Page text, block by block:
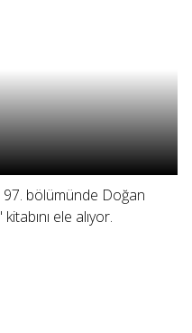
bölümünde Doğan
ele alıyor.